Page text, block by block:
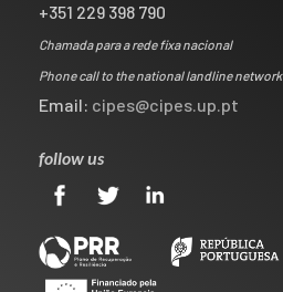
+351 229 398 790
Chamada para a rede fixa nacional
Phone call to the national landline network
Email: cipes@cipes.up.pt
follow us